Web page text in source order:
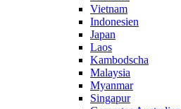
Vietnam
Indonesien
Japan
Laos
Kambodscha
Malaysia
Myanmar
Singapur